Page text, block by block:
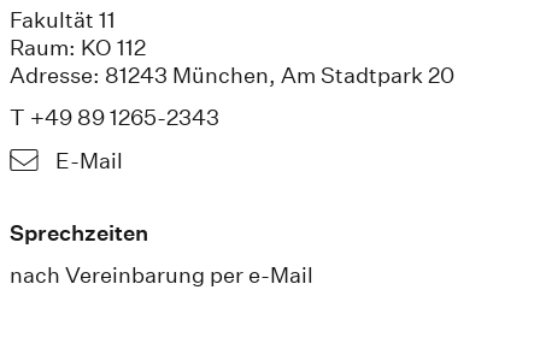
Fakultät 11
Raum: KO 112
Adresse: 81243 München, Am Stadtpark 20
T +49 89 1265-2343
E-Mail
Sprechzeiten
nach Vereinbarung per e-Mail